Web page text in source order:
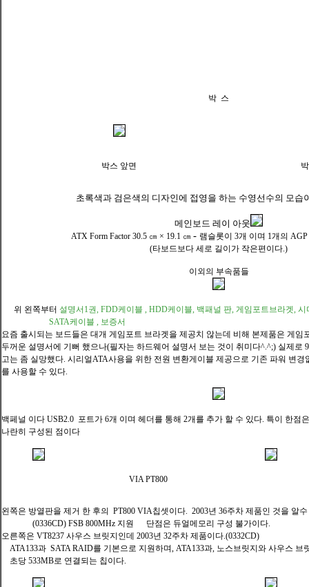
박 스
박스 앞면
초록색과 검은색의 디자인에 접영을 하는 수영선수의 모습
메인보드 레이 아웃
ATX Form Factor 30.5 ㎝ × 19.1 ㎝ - 램슬롯이 3개 이며 1개의
(타보드보다 세로 길이가 작은편이다.)
이외의 부속품들
위 왼쪽부터 설명서1권, FDD케이블 , HDD케이블, 백패널 판, 게임포트브라겟,
SATA케이블 , 보증서
요즘 출시되는 보드들은 대개 게임포트 브라겟을 제공치 않는데 비해 본제품은 게임
두꺼운 설명서에 기뻐 했으나(필자는 하드웨어 설명서 보는 것이 취미다^.^;) 실제로
고는 좀 실망했다. 시리얼ATA사용을 위한 전원 변환게이블 제공으로 기존 파워 변경
를 사용할 수 있다.
백페널 이다 USB2.0 포트가 6개 이며 헤더를 통해 2개를 추가 할 수 있다. 특이 한점
나란히 구성된 점이다
VIA PT800
왼쪽은 방열판을 제거 한 후의 PT800 VIA칩셋이다. 2003년 36주차 제품인 것을 알
(0336CD) FSB 800MHz 지원 단점은 듀얼메모리 구성 불가이다.
오른쪽은 VT8237 사우스 브릿지인데 2003년 32주차 제품이다.(0332CD)
ATA133과 SATA RAID를 기본으로 지원하며, ATA133과, 노스브릿지와 사우스 브
초당 533MB로 연결되는 칩이다.